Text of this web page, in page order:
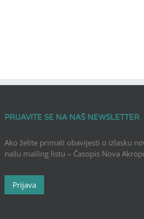
PRIJAVITE SE NA NAŠ NEWSLETTER
Ako želite primati obavijesti o izlasku
našu mailing listu – Časopis Nova
Prijava